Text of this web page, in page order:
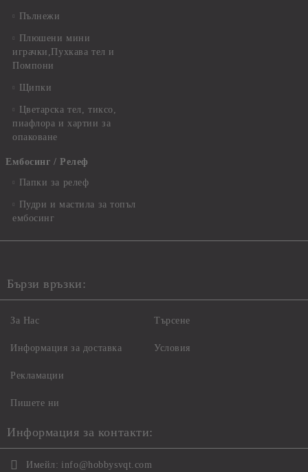
Пълнежи
Плюшени мини
играчки,Пухкава тел и
Помпони
Щипки
Цветарска тел, тиксо,
пиафлора и хартии за
опаковане
Ембосинг / Релеф
Папки за релеф
Пудри и мастила за топъл
ембосинг
Бързи връзки:
За Нас
Информация за доставка
Рекламации
Пишете ни
Търсене
Условия
Информация за контакти:
Имейл: info@hobbysvqt.com